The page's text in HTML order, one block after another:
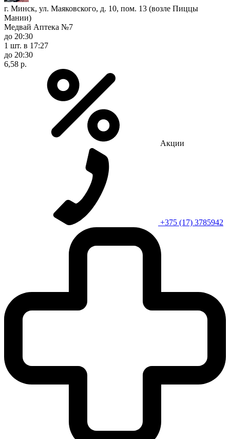
г. Минск, ул. Маяковского, д. 10, пом. 13 (возле Пиццы
Мании)
Медвай Аптека №7
до 20:30
1 шт. в 17:27
до 20:30
6,58 р.
Акции
+375 (17) 3785942